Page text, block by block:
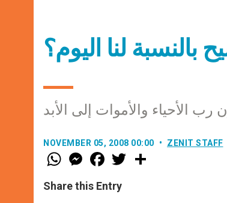
بالنسبة لنا اليوم؟
الأحياء والأموات إلى الأبد
NOVEMBER 05, 2008 00:00 ZENIT STAFF
W
h
t
s
M
e
s
e
F
a
e
b
w
Share this Entry